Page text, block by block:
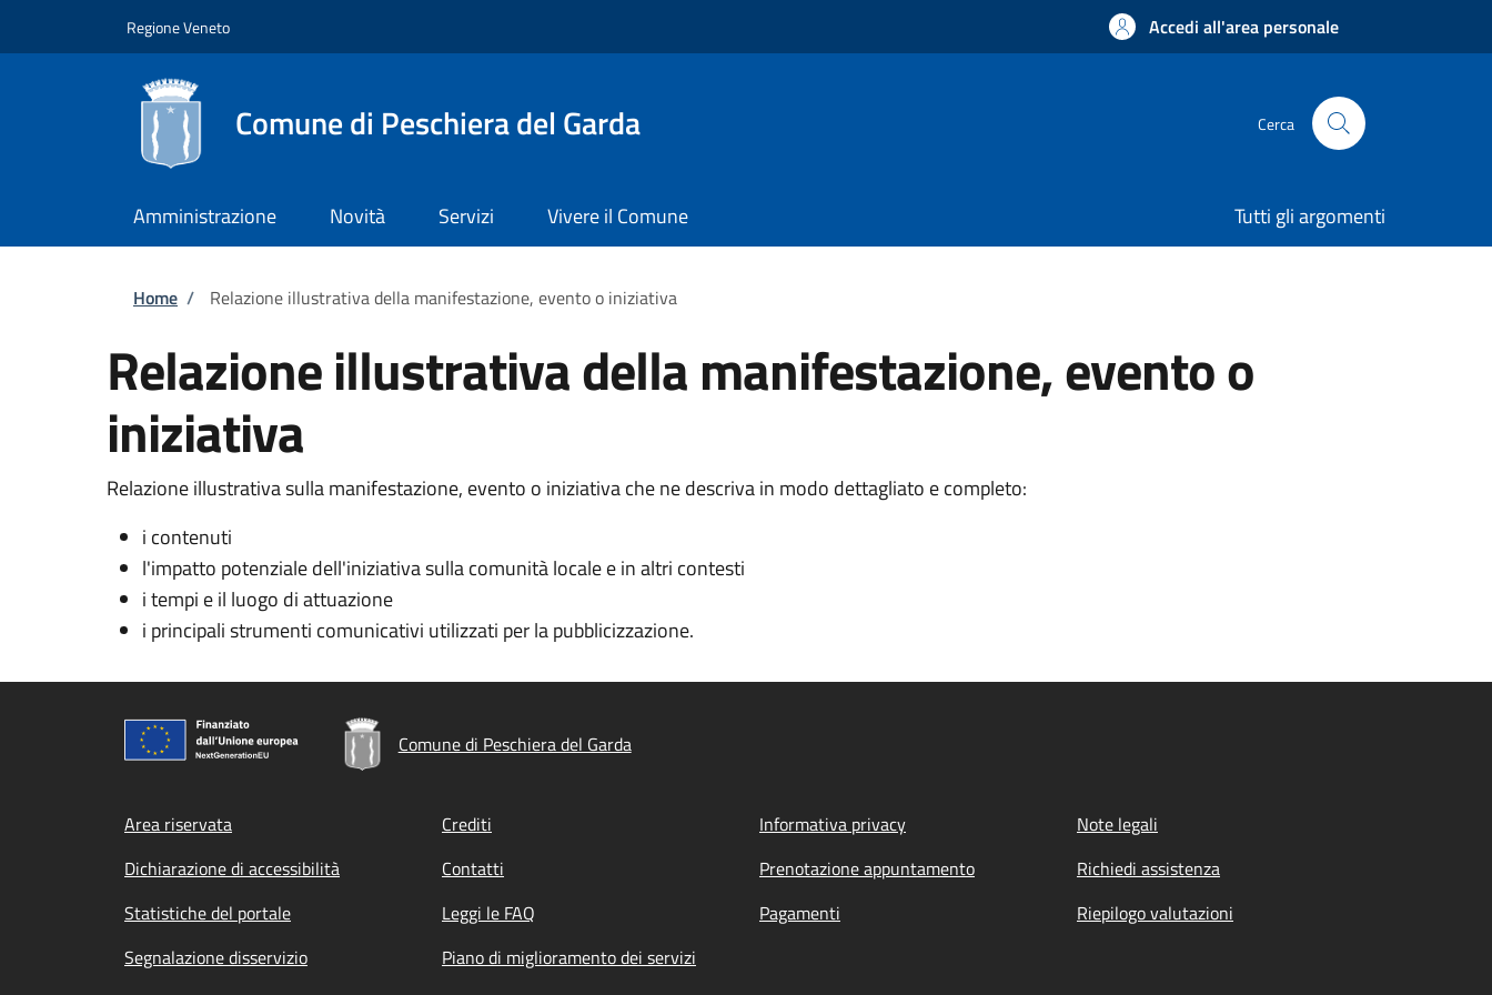
Regione Veneto Accedi all'area personale
Comune di Peschiera del Garda Cerca
Amministrazione Novità Servizi Vivere il Comune Tutti gli argomenti
Briciole di pane
Home / Relazione illustrativa della manifestazione, evento o iniziativa
Relazione illustrativa della manifestazione, evento o
iniziativa
Relazione illustrativa sulla manifestazione, evento o iniziativa che ne descriva in modo dettagliato e completo:
i contenuti
l'impatto potenziale dell'iniziativa sulla comunità locale e in altri contesti
i tempi e il luogo di attuazione
i principali strumenti comunicativi utilizzati per la pubblicizzazione.
Comune di Peschiera del Garda
Footer menu
Area riservata Crediti Informativa privacy
Note legali
Dichiarazione di accessibilità
Contatti Prenotazione appuntamento
Richiedi assistenza
Statistiche del portale
Leggi le FAQ Pagamenti
Riepilogo valutazioni
Segnalazione disservizio
Piano di miglioramento dei servizi